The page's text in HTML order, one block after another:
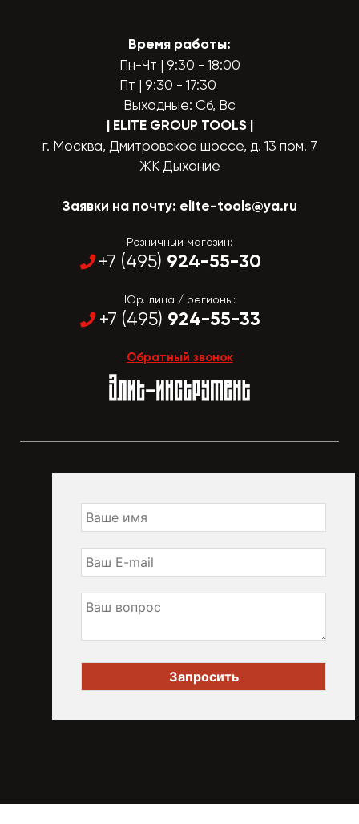
Время работы:
Пн-Чт | 9:30 - 18:00
Пт | 9:30 - 17:30
Выходные: Сб, Вс
| ELITE GROUP TOOLS |
г. Москва, Дмитровское шоссе, д. 13 пом. 7
ЖК Дыхание
Заявки на почту: elite-tools@ya.ru
Розничный магазин:
+7 (495) 924-55-30
Юр. лица / регионы:
+7 (495) 924-55-33
Обратный звонок